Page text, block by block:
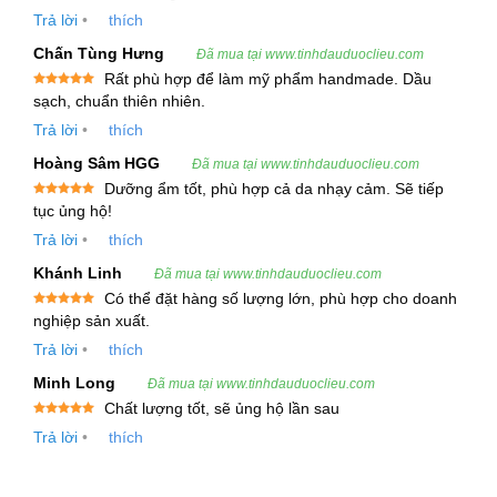
1. Tên và Nguồn Gốc
Tên tiếng Anh : Walnut Oil
Tên thực vật (Botanical source):Juglans
regia
Common Walnut, Circassian Walnut
INCI Name
2. Mô Tả Cây Óc Chó
Cây óc chó (Juglans regia ) là một loài cây trong
họ Juglandaceae, có nguồn gốc từ khu vực phía
hạng55
Trả lời •
thích
Chấn Tùng Hưng
Đã mua tại www.tinhdauduoclieu.com
Được xếp
hạng5 5
Rất phù hợp để làm mỹ phẩm handmade. Dầu
sạch, chuẩn thiên nhiên.
Trả lời •
thích
Hoàng Sâm HGG
Đã mua tại www.tinhdauduoclieu.com
Được xếp
hạng55
Dưỡng ẩm tốt, phù hợp cả da nhạy cảm. Sẽ tiếp
tục ủng hộ!
Trả lời •
thích
Khánh Linh
Đã mua tại www.tinhdauduoclieu.com
Được xếp
hạng55
Có thể đặt hàng số lượng lớn, phù hợp cho doanh
nghiệp sản xuất.
Trả lời •
thích
Minh Long
Đã mua tại www.tinhdauduoclieu.com
hạng55
Chất lượng tốt, sẽ ủng hộ lần sau
Trả lời • thích